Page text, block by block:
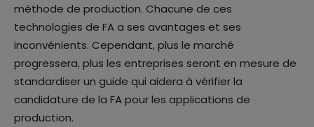
méthode de production. Chacune de ces
technologies de FA a ses avantages et ses
inconvénients. Cependant, plus le marché
progressera, plus les entreprises seront en mesure de
standardiser un guide qui aidera à vérifier la
candidature de la FA pour les applications de
production.